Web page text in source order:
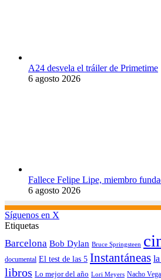
A24 desvela el tráiler de Primetime
6 agosto 2026
Fallece Felipe Lipe, miembro
6 agosto 2026
Síguenos en X
Etiquetas
Barcelona Bob Dylan Bruce Springsteen
documental El test de las 5 Instantáneas
libros Lo mejor del año Lori Meyers Nacho